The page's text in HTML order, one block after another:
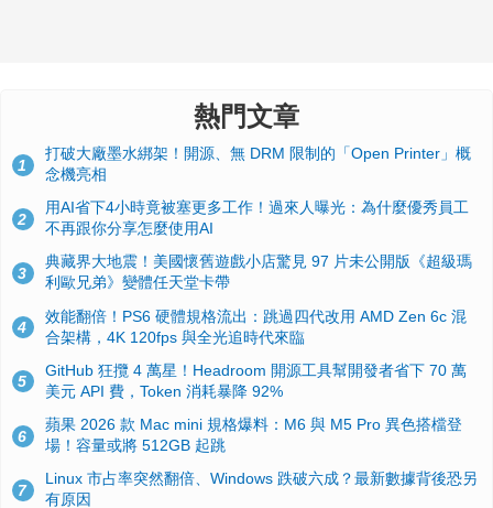
熱門文章
1
打破大廠墨水綁架！開源、無 DRM 限制的「Open Printer」概
念機亮相
2
用AI省下4小時竟被塞更多工作！過來人曝光：為什麼優秀員工
不再跟你分享怎麼使用AI
3
典藏界大地震！美國懷舊遊戲小店驚見 97 片未公開版《超級瑪
利歐兄弟》變體任天堂卡帶
4
效能翻倍！PS6 硬體規格流出：跳過四代改用 AMD Zen 6c 混
合架構，4K 120fps 與全光追時代來臨
5
GitHub 狂攬 4 萬星！Headroom 開源工具幫開發者省下 70 萬
美元 API 費，Token 消耗暴降 92%
6
蘋果 2026 款 Mac mini 規格爆料：M6 與 M5 Pro 異色搭檔登
場！容量或將 512GB 起跳
7
Linux 市占率突然翻倍、Windows 跌破六成？最新數據背後恐另
有原因